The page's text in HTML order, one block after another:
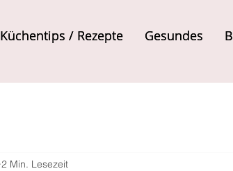
Küchentips / Rezepte Gesundes
Küchentips / Rezepte Gesundes
2 Min. Lesezeit